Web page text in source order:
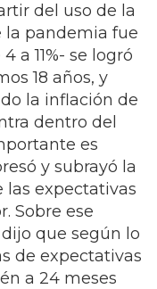
del uso de la
la pandemia fue
a 11%- se logró
18 años, y
la inflación de
dentro del
es
y subrayó la
las expectativas
Sobre ese
que según lo
de expectativas
a 24 meses